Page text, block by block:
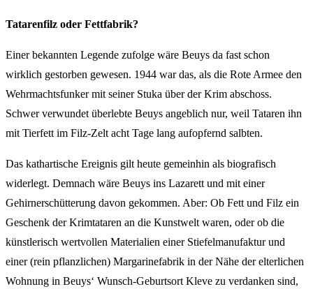
Tatarenfilz oder Fettfabrik?
Einer bekannten Legende zufolge wäre Beuys da fast schon
wirklich gestorben gewesen. 1944 war das, als die Rote Armee den
Wehrmachtsfunker mit seiner Stuka über der Krim abschoss.
Schwer verwundet überlebte Beuys angeblich nur, weil Tataren ihn
mit Tierfett im Filz-Zelt acht Tage lang aufopfernd salbten.
Das kathartische Ereignis gilt heute gemeinhin als biografisch
widerlegt. Demnach wäre Beuys ins Lazarett und mit einer
Gehirnerschütterung davon gekommen. Aber: Ob Fett und Filz ein
Geschenk der Krimtataren an die Kunstwelt waren, oder ob die
künstlerisch wertvollen Materialien einer Stiefelmanufaktur und
einer (rein pflanzlichen) Margarinefabrik in der Nähe der elterlichen
Wohnung in Beuys‘ Wunsch-Geburtsort Kleve zu verdanken sind,